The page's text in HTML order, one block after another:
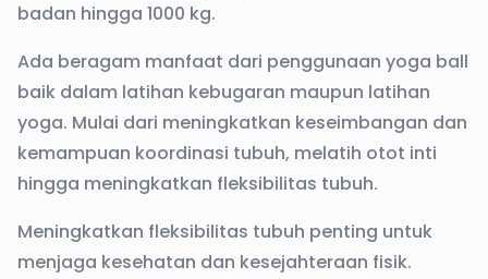
badan hingga 1000 kg.
Ada beragam manfaat dari penggunaan yoga ball
baik dalam latihan kebugaran maupun latihan
yoga. Mulai dari meningkatkan keseimbangan dan
kemampuan koordinasi tubuh, melatih otot inti
hingga meningkatkan fleksibilitas tubuh.
Meningkatkan fleksibilitas tubuh penting untuk
menjaga kesehatan dan kesejahteraan fisik.